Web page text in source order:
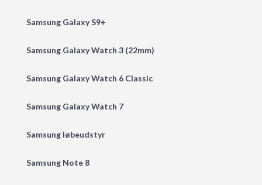
Samsung Galaxy S9+
Samsung Galaxy Watch 3 (22mm)
Samsung Galaxy Watch 6 Classic
Samsung Galaxy Watch 7
Samsung løbeudstyr
Samsung Note 8